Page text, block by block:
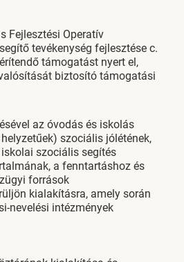
Fejlesztési Operatív
tevékenység fejlesztése c.
támogatást nyert el,
biztosító támogatási
az óvodás és iskolás
szociális jólétének,
szociális segítés
a fenntartáshoz és
források
kialakításra, amely során
nevelési intézmények